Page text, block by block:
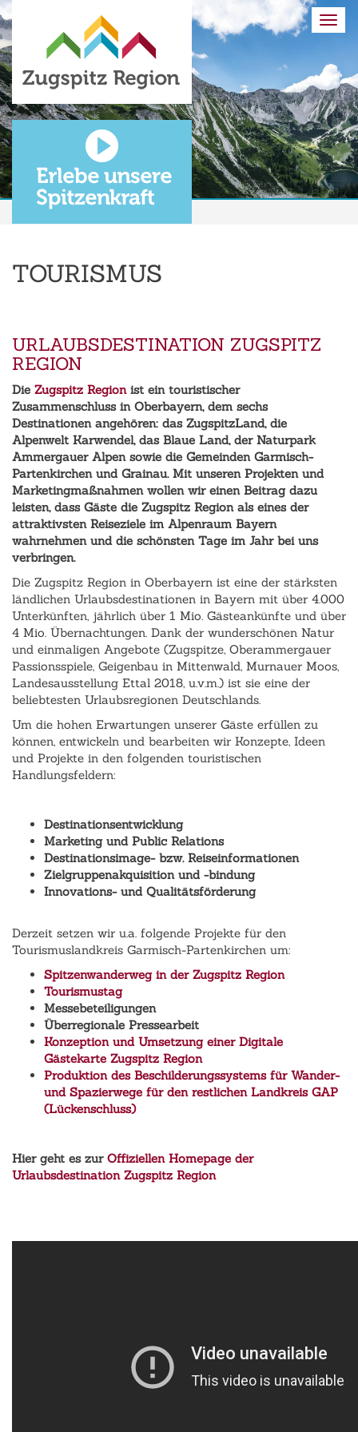
Tourismus
TOURISMUS
URLAUBSDESTINATION ZUGSPITZ
REGION
Die Zugspitz Regionist ein touristischer
Zusammenschluss in Oberbayern, dem sechs
Destinationen angehören: das ZugspitzLand, die
Alpenwelt Karwendel, das Blaue Land, der Naturpark
Ammergauer Alpen sowie die Gemeinden Garmisch-
Partenkirchen und Grainau. Mit unseren Projekten und
Marketingmaßnahmen wollen wir einen Beitrag dazu
leisten, dass Gäste die Zugspitz Region als eines der
attraktivsten Reiseziele im Alpenraum Bayern
wahrnehmen und die schönsten Tage im Jahr bei uns
verbringen.
Die Zugspitz Region in Oberbayern ist eine der stärksten
ländlichen Urlaubsdestinationen in Bayern mit über 4.000
Unterkünften, jährlich über 1 Mio. Gästeankünfte und über
4 Mio. Übernachtungen. Dank der wunderschönen Natur
und einmaligen Angebote (Zugspitze, Oberammergauer
Passionsspiele, Geigenbau in Mittenwald, Murnauer Moos,
Landesausstellung Ettal 2018, u.v.m.) ist sie eine der
beliebtesten Urlaubsregionen Deutschlands.
Um die hohen Erwartungen unserer Gäste erfüllen zu
können, entwickeln und bearbeiten wir Konzepte, Ideen
und Projekte in den folgenden touristischen
Handlungsfeldern:
Destinationsentwicklung
Marketing und Public Relations
Destinationsimage- bzw. Reiseinformationen
Zielgruppenakquisition und -bindung
Innovations- und Qualitätsförderung
Derzeit setzen wir u.a. folgende Projekte für den
Tourismuslandkreis Garmisch-Partenkirchen um:
Spitzenwanderweg in der Zugspitz Region
Tourismustag
Messebeteiligungen
Überregionale Pressearbeit
Konzeption und Umsetzung einer Digitale
Gästekarte Zugspitz Region
Produktion des Beschilderungssystems für Wander-
und Spazierwege für den restlichen Landkreis GAP
(Lückenschluss)
Hier geht es zur Offiziellen Homepage der
Urlaubsdestination Zugspitz Region